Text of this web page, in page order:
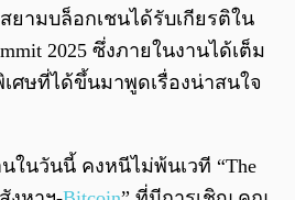
0:00 0:00
ยามบล็อกเชนได้รับเกียรติใน
2025 ซึ่งภายในงานได้เต็ม
ศษที่ได้ขึ้นมาพูดเรื่องน่าสนใจ
ในวันนี้ คงหนีไม่พ้นเวที “The